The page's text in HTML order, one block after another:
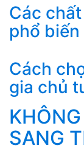
Các
phổ
Cách
gia chủ
SANG